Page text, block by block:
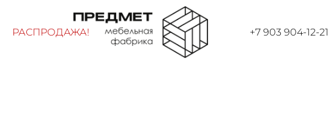
+7 903 904-12-21
РАСПРОДАЖА!